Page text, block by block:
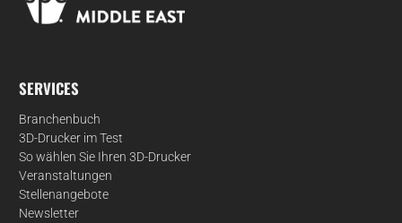
SERVICES
Branchenbuch
3D-Drucker im Test
So wählen Sie Ihren 3D-Drucker
Veranstaltungen
Stellenangebote
Newsletter